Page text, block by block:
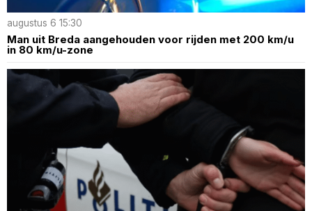
augustus 6 15:30
Man uit Breda aangehouden voor rijden met 200 km/u
in 80 km/u-zone